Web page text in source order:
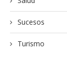
Sucesos
Turismo